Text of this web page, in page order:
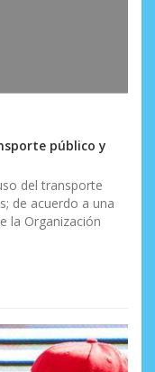
público y
del transporte
de acuerdo a una
la Organización